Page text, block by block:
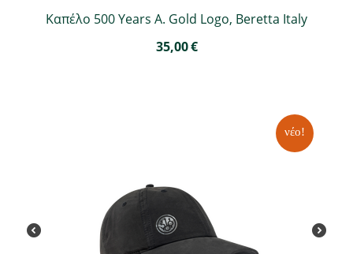
Καπέλο 500 Years A. Gold Logo, Beretta Italy
35,00€
νέο!